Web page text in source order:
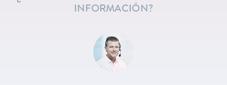
INFORMACIÓN?